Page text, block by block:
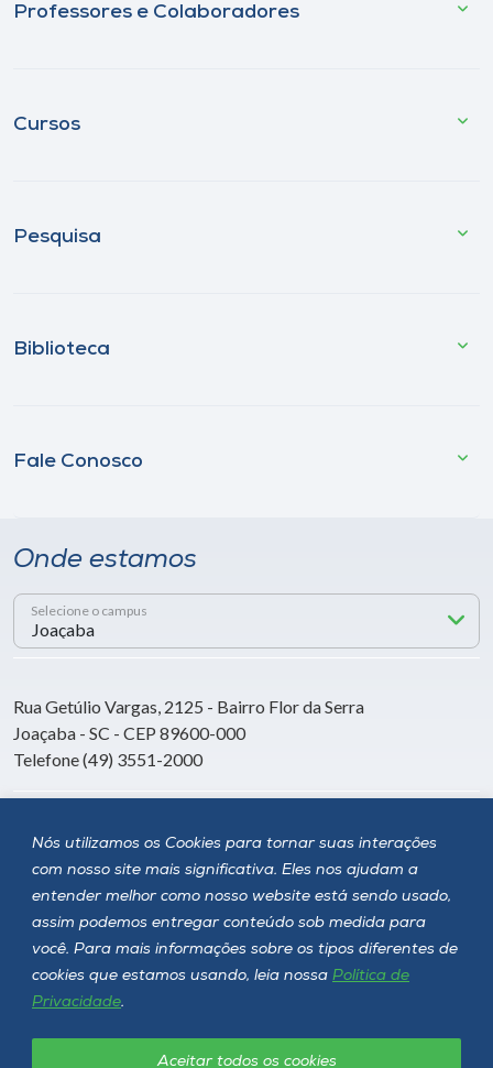
Nós utilizamos os Cookies para tornar suas interações
com nosso site mais significativa. Eles nos ajudam a
entender melhor como nosso website está sendo usado,
assim podemos entregar conteúdo sob medida para
você. Para mais informações sobre os tipos diferentes de
cookies que estamos usando, leia nossa Política de
Privacidade.
Aceitar todos os cookies
Professores e Colaboradores
Cursos
Pesquisa
Biblioteca
Fale Conosco
Onde estamos
Selecione o campus
Rua Getúlio Vargas, 2125 - Bairro Flor da Serra
Joaçaba - SC - CEP 89600-000
Telefone (49) 3551-2000
Siga a Unoesc